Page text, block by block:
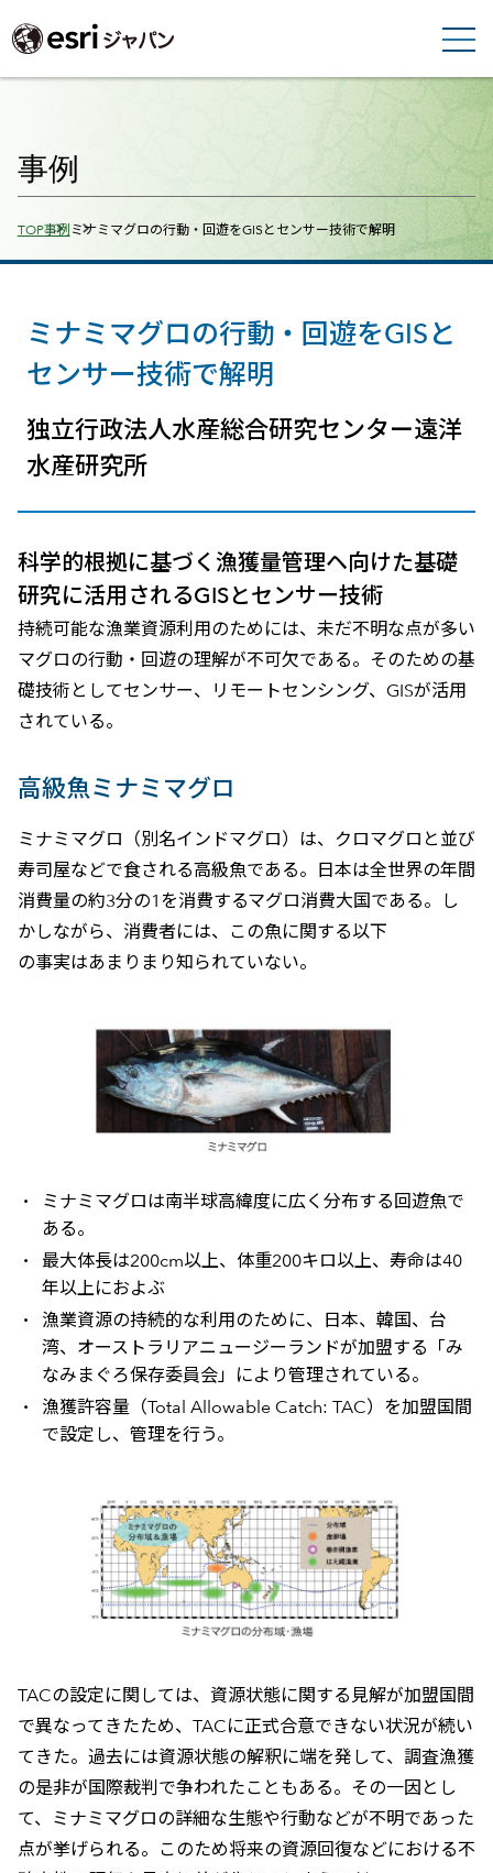
事例
Breadcrumbs
TOP事例ミナミマグロの行動・回遊をGISとセンサー技術で解明
ミナミマグロの行動・回遊をGISと
センサー技術で解明
独立行政法人水産総合研究センター遠洋
水産研究所
科学的根拠に基づく漁獲量管理ヘ向けた基礎
研究に活用されるGISとセンサー技術
持続可能な漁業資源利用のためには、未だ不明な点が多い
マグロの行動・回遊の理解が不可欠である。そのための基
礎技術としてセンサー、リモートセンシング、GISが活用
されている。
高級魚ミナミマグロ
ミナミマグロ（別名インドマグロ）は、クロマグロと並び
寿司屋などで食される高級魚である。日本は全世界の年間
消費量の約3分の1を消費するマグロ消費大国である。し
かしながら、消費者には、この魚に関する以下
の事実はあまりまり知られていない。
ミナミマグロは南半球高緯度に広く分布する回遊魚で
ある。
最大体長は200cm以上、体重200キロ以上、寿命は40
年以上におよぶ
漁業資源の持続的な利用のために、日本、韓国、台
湾、オーストラリアニュージーランドが加盟する「み
なみまぐろ保存委員会」により管理されている。
漁獲許容量（Total Allowable Catch: TAC）を加盟国間
で設定し、管理を行う。
TACの設定に関しては、資源状態に関する見解が加盟国間
で異なってきたため、TACに正式合意できない状況が続い
てきた。過去には資源状態の解釈に端を発して、調査漁獲
の是非が国際裁判で争われたこともある。その一因とし
て、ミナミマグロの詳細な生態や行動などが不明であった
点が挙げられる。このため将来の資源回復などにおける不